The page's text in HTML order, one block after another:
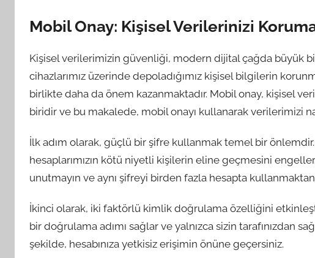
Mobil Onay: Kişisel Verilerinizi
Kişisel verilerimizin güvenliği, modern dijital çağda büyük
cihazlarımız üzerinde depoladığımız kişisel bilgilerin
birlikte daha da önem kazanmaktadır. Mobil onay, kişisel
biridir ve bu makalede, mobil onayı kullanarak verilerimizi
İlk adım olarak, güçlü bir şifre kullanmak temel bir
hesaplarımızın kötü niyetli kişilerin eline geçmesini
unutmayın ve aynı şifreyi birden fazla hesapta kullanmaktan
İkinci olarak, iki faktörlü kimlik doğrulama özelliğini
bir doğrulama adımı sağlar ve yalnızca sizin tarafınızdan
şekilde, hesabınıza yetkisiz erişimin önüne geçersiniz.